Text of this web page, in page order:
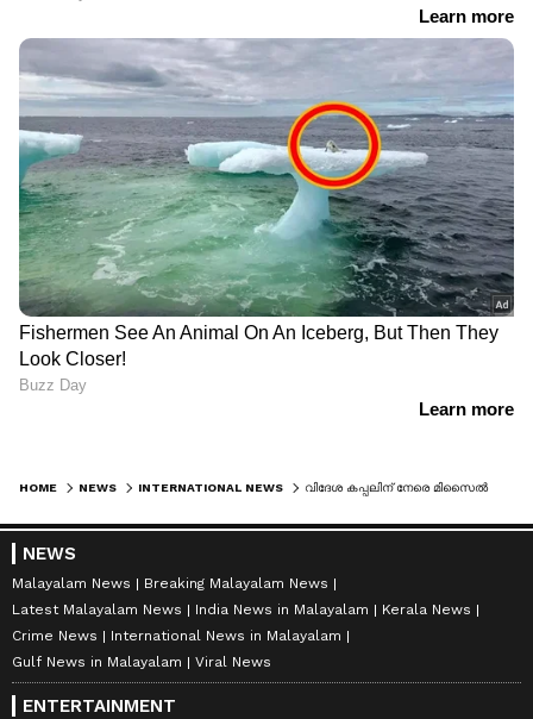
HOME NEWS INTERNATIONAL NEWS വിദേശ കപ്പലിന് നേരെ മിസൈൽ ആക്രമണം; സഹായ അഭ്യർത്ഥന കേട്ട് കുതിച്ചെത്തി ഇന്ത്യൻ നാവിക സേനയുടെ പടക്കപ്പൽ
NEWS
Malayalam News
Breaking Malayalam News
Latest Malayalam News
India News in Malayalam
Kerala News
Crime News
International News in Malayalam
Gulf News in Malayalam
Viral News
ENTERTAINMENT